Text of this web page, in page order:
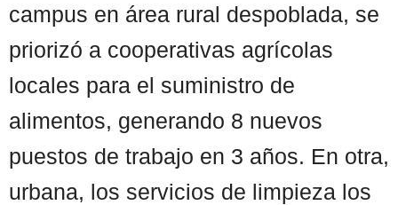
campus en área rural despoblada, se
priorizó a cooperativas agrícolas
locales para el suministro de
alimentos, generando 8 nuevos
puestos de trabajo en 3 años. En otra,
urbana, los servicios de limpieza los